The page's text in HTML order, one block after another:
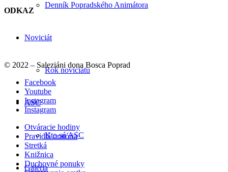
Denník Popradského Animátora
Noviciát
Rok noviciátu
ASC
Kto sú ASC
Galéria
ODKAZ
© 2022 – Saleziáni dona Bosca Poprad
Facebook
Youtube
Instagram
Instagram
Otváracie hodiny
Pravidlá oratória
Stretká
Knižnica
Duchovné ponuky